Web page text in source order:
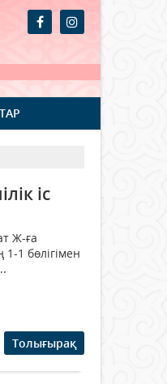
іс
Ж-ға
1 бөлігімен
Толығырақ